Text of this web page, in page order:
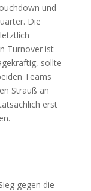
und
Die
Turnover ist
sollte
Teams
Strauß an
erst
gegen die